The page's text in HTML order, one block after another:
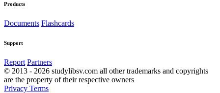
Products
Documents Flashcards
Support
Report Partners
© 2013 - 2026 studylibsv.com all other trademarks and copyrights
are the property of their respective owners
Privacy Terms